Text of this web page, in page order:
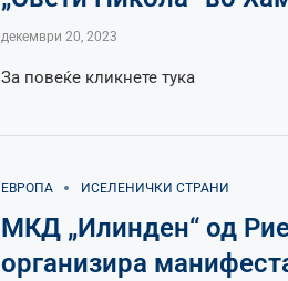
декември 20, 2023
За повеќе кликнете тука
ЕВРОПА ИСЕЛЕНИЧКИ СТРАНИ
МКД „Илинден“ од
организира